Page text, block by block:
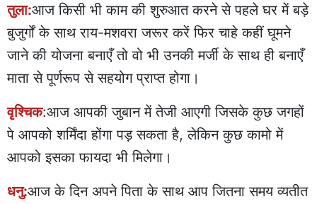
तुला:आज किसी भी काम की शुरुआत करने से पहले घर में बड़े
बुजुर्गों के साथ राय-मशवरा जरूर करें फिर चाहे कहीं घूमने
जाने की योजना बनाएँ तो वो भी उनकी मर्जी के साथ ही बनाएँ
माता से पूर्णरूप से सहयोग प्राप्त होगा।
वृश्चिक:आज आपकी जुबान में तेजी आएगी जिसके कुछ जगहों
पे आपको शर्मिंदा होंगा पड़ सकता है, लेकिन कुछ कामो में
आपको इसका फायदा भी मिलेगा।
धनु:आज के दिन अपने पिता के साथ आप जितना समय व्यतीत